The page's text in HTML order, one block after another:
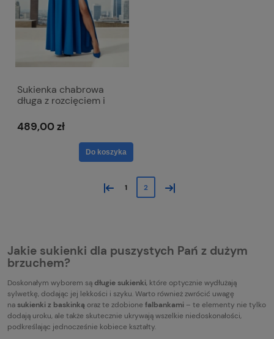
Sukienka chabrowa
długa z rozcięciem i
Afrodyta
489,00 zł
Do koszyka
« 1 2 »
Jakie sukienki dla puszystych Pań z dużym
brzuchem?
Doskonałym wyborem sądługie sukienki, które optycznie wydłużają
sylwetkę, dodając jej lekkości i szyku. Warto również zwrócić uwagę
nasukienki z baskinką oraz te zdobione falbankami – te elementy nie tylko
dodają uroku, ale także skutecznie ukrywają wszelkie niedoskonałości,
podkreślając jednocześnie kobiece kształty.